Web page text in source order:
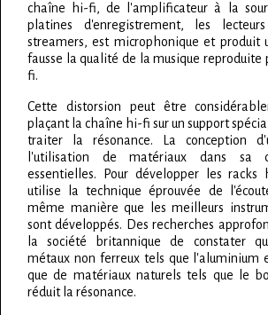
chaîne hi-fi, de l'amplificateur à la
platines d'enregistrement, les
streamers, est microphonique et produit
fausse la qualité de la musique reproduite
fi.
Cette distorsion peut être
plaçant la chaîne hi-fi sur un support
traiter la résonance. La conception
l'utilisation de matériaux dans sa
essentielles. Pour développer les racks
utilise la technique éprouvée de
même manière que les meilleurs
sont développés. Des recherches
la société britannique de constater
métaux non ferreux tels que l'aluminium
que de matériaux naturels tels que le
réduit la résonance.